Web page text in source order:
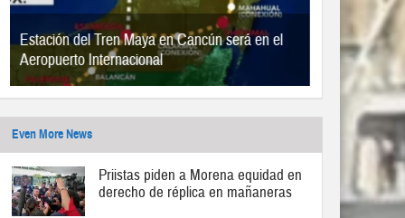
Estación del Tren Maya en Cancún será en el
Aeropuerto Internacional
Even More News
Priistas piden a Morena equidad en
derecho de réplica en mañaneras